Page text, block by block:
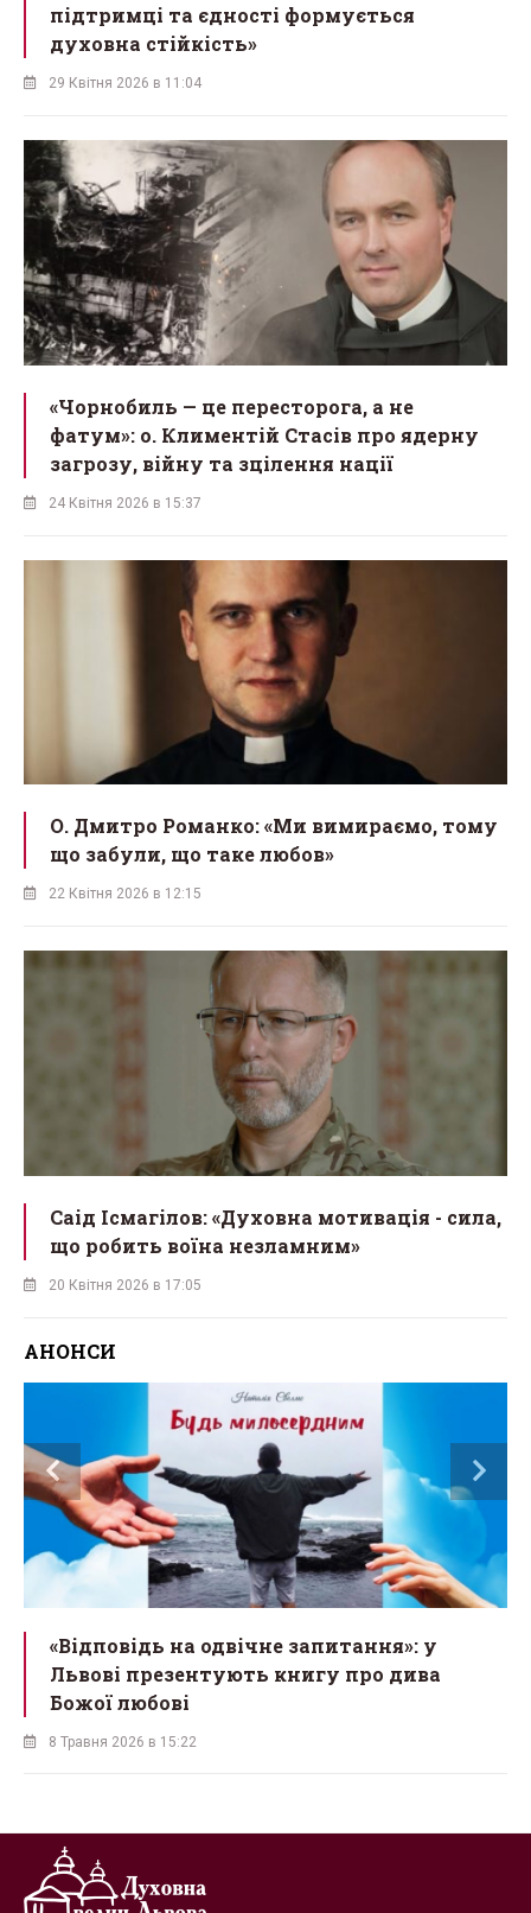
підтримці та єдності формується
духовна стійкість»
29 Квітня 2026 в 11:04
«Чорнобиль — це пересторога, а не
фатум»: о. Климентій Стасів про ядерну
загрозу, війну та зцілення нації
24 Квітня 2026 в 15:37
О. Дмитро Романко: «Ми вимираємо, тому
що забули, що таке любов»
22 Квітня 2026 в 12:15
Саід Ісмагілов: «Духовна мотивація - сила,
що робить воїна незламним»
20 Квітня 2026 в 17:05
АНОНСИ
«Відповідь на одвічне запитання»: у
Львові презентують книгу про дива
Божої любові
8 Травня 2026 в 15:22